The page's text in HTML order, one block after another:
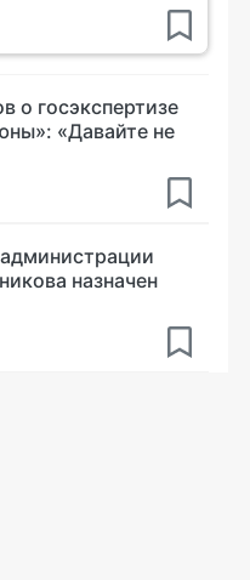
о госэкспертизе
«Давайте не
назначен